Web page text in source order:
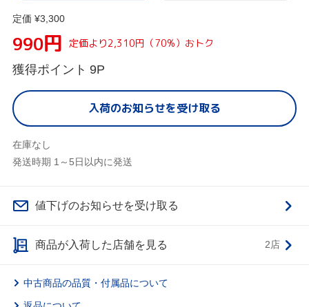
定価 ¥3,300
990円 定価より2,310円（70%）おトク
獲得ポイント 9P
入荷のお知らせを受け取る
在庫なし
発送時期 1～5日以内に発送
値下げのお知らせを受け取る
商品が入荷した店舗を見る 2店
中古商品の品質・付属品について